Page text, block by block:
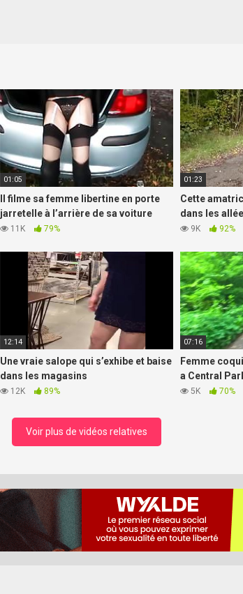
01:05
Il filme sa femme libertine en porte
jarretelle à l’arrière de sa voiture
11K 79%
01:23
Cette
dans les
9K 92%
12:14
Une vraie salope qui s’exhibe et baise
dans les magasins
12K 89%
07:16
Femme
a Central
5K 70%
Voir plus de vidéos relatives